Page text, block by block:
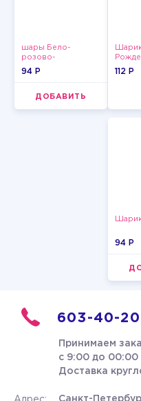
шары Бело-
розово-
фиолетово-
94 P
ДОБАВИТЬ
и
112 P
94 P
603-40-20
Принимаем
с 9:00 до 00:00
Доставка
Санкт-